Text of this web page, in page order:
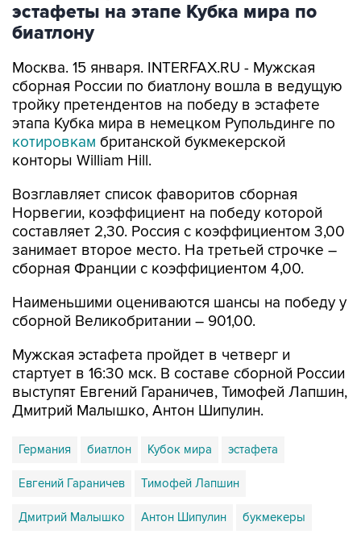
эстафеты на этапе Кубка мира по
биатлону
Москва. 15 января. INTERFAX.RU - Мужская
сборная России по биатлону вошла в ведущую
тройку претендентов на победу в эстафете
этапа Кубка мира в немецком Рупольдинге по
котировкам британской букмекерской
конторы William Hill.
Возглавляет список фаворитов сборная
Норвегии, коэффициент на победу которой
составляет 2,30. Россия с коэффициентом 3,00
занимает второе место. На третьей строчке –
сборная Франции с коэффициентом 4,00.
Наименьшими оцениваются шансы на победу у
сборной Великобритании – 901,00.
Мужская эстафета пройдет в четверг и
стартует в 16:30 мск. В составе сборной России
выступят Евгений Гараничев, Тимофей Лапшин,
Дмитрий Малышко, Антон Шипулин.
Германия биатлон Кубок мира эстафета
Евгений Гараничев Тимофей Лапшин
Дмитрий Малышко Антон Шипулин букмекеры